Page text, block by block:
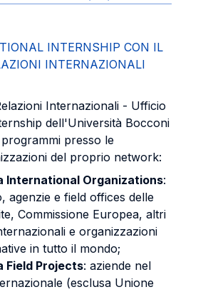
INTERNSHIP CON IL
INTERNAZIONALI
Internazionali - Ufficio
dell'Università Bocconi
presso le
del proprio network:
International Organizations:
agenzie e field offices delle
Commissione Europea, altri
e organizzazioni
in tutto il mondo;
Field Projects: aziende nel
(esclusa Unione